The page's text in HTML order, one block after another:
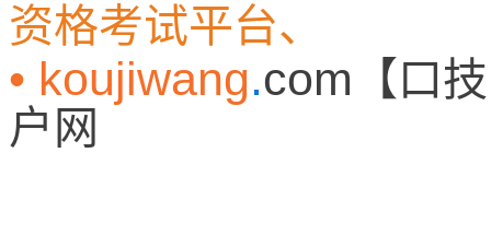
资格考试平台、
• koujiwang.com 【口
户网